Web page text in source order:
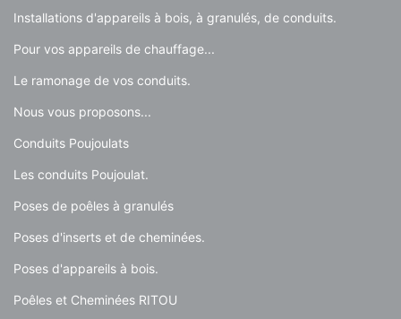
Installations d'appareils à bois, à granulés, de conduits.
Pour vos appareils de chauffage...
Le ramonage de vos conduits.
Nous vous proposons...
Conduits Poujoulats
Les conduits Poujoulat.
Poses de poêles à granulés
Poses d'inserts et de cheminées.
Poses d'appareils à bois.
Poêles et Cheminées RITOU